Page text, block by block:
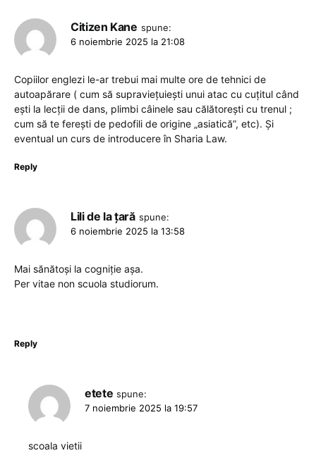
Citizen Kane spune:
6 noiembrie 2025 la 21:08
Copiilor englezi le-ar trebui mai multe ore de tehnici de
autoapărare ( cum să supraviețuiești unui atac cu cuțitul când
ești la lecții de dans, plimbi câinele sau călătorești cu trenul ;
cum să te ferești de pedofili de origine „asiatică”, etc). Și
eventual un curs de introducere în Sharia Law.
Reply
Lili de la țară spune:
6 noiembrie 2025 la 13:58
Mai sănătoși la cogniție așa.
Per vitae non scuola studiorum.
Reply
etete spune:
7 noiembrie 2025 la 19:57
scoala vietii